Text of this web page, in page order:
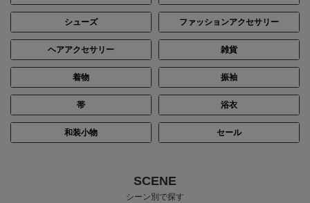
シューズ ファッションアクセサリー
ヘアアクセサリー 雑貨
着物 振袖
帯 浴衣
和装小物 セール
SCENE
シーン別で探す